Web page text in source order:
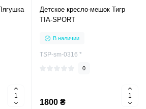
Детское кресло-мешок Тигр
TIA-SPORT
В наличии
TSP-sm-0316 *
0
1800 ₴